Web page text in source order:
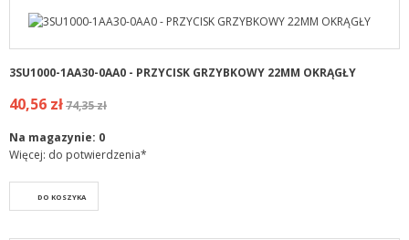
3SU1000-1AA30-0AA0 - PRZYCISK GRZYBKOWY 22MM OKRĄGŁY
40,56 zł74,35 zł
Na magazynie: 0
Więcej: do potwierdzenia*
DO KOSZYKA